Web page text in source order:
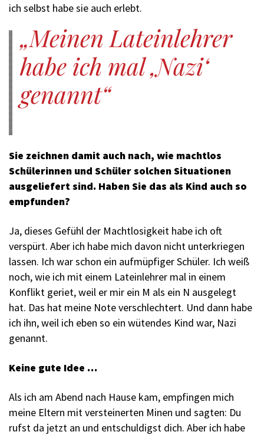
ich selbst habe sie auch erlebt.
Meinen Lateinlehrer
habe ich mal ‚Nazi‘
genannt
Sie zeichnen damit auch nach, wie machtlos
Schülerinnen und Schüler solchen Situationen
ausgeliefert sind. Haben Sie das als Kind auch so
empfunden?
Ja, dieses Gefühl der Machtlosigkeit habe ich oft
verspürt. Aber ich habe mich davon nicht unterkriegen
lassen. Ich war schon ein aufmüpfiger Schüler. Ich weiß
noch, wie ich mit einem Lateinlehrer mal in einem
Konflikt geriet, weil er mir ein M als ein N ausgelegt
hat. Das hat meine Note verschlechtert. Und dann habe
ich ihn, weil ich eben so ein wütendes Kind war, Nazi
genannt.
Keine gute Idee …
Als ich am Abend nach Hause kam, empfingen mich
meine Eltern mit versteinerten Minen und sagten: Du
rufst da jetzt an und entschuldigst dich. Aber ich habe